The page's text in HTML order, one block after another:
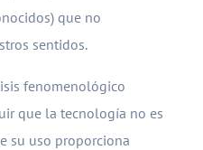
que no
sentidos.
fenomenológico
que la tecnología no es
su uso proporciona